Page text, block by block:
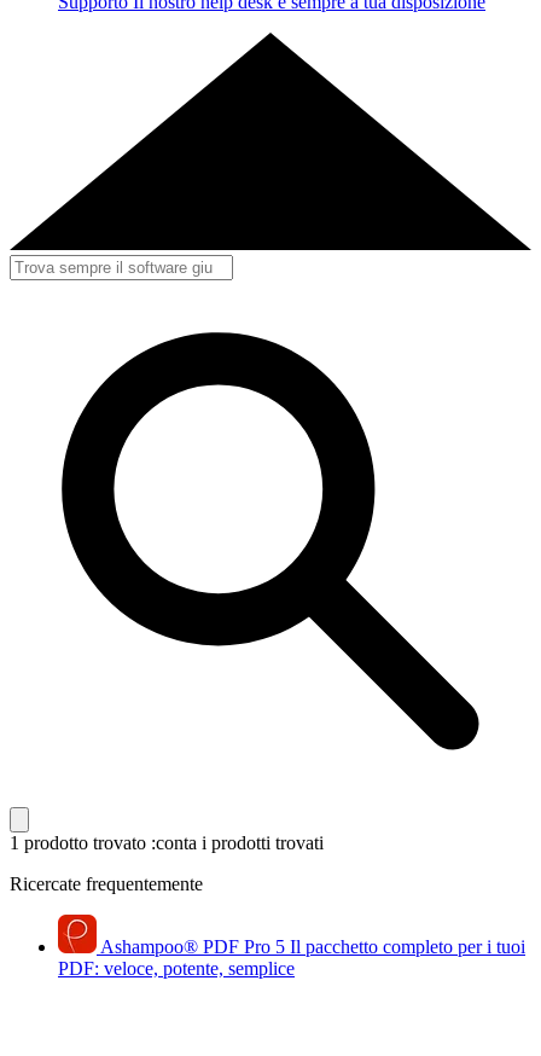
1 prodotto trovato :conta i prodotti trovati
Ricercate frequentemente
Ashampoo® PDF Pro 5 Il pacchetto completo per i tuoi
PDF: veloce, potente, semplice